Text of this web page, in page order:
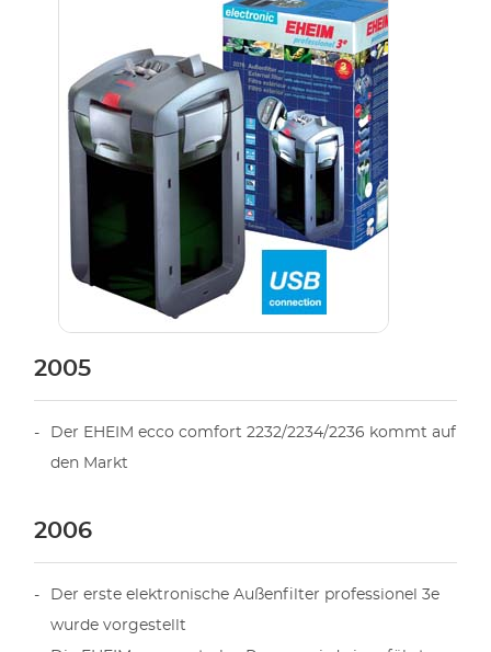
2005
Der EHEIM ecco comfort 2232/2234/2236 kommt auf
den Markt
2006
Der erste elektronische Außenfilter professionel 3e
wurde vorgestellt